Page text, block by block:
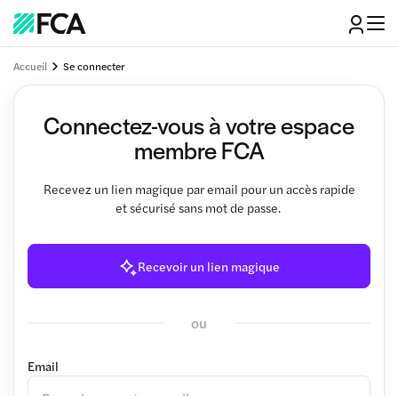
Accueil Se connecter
Connectez-vous à votre espace
membre FCA
Recevez un lien magique par email pour un accès rapide
et sécurisé sans mot de passe.
Recevoir un lien magique
ou
Email